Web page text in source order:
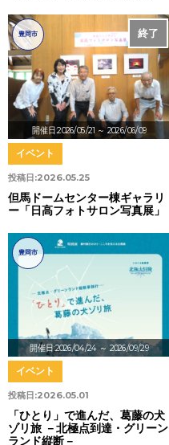
開催日:2026/05/21 ～ 2026/06/09
終了
豊岡市
投稿日:2026.05.25
イベント
但馬ドームセンター棟ギャラリ
ー「日高フォトサロン写真展」
開催日:2026/04/24 ～ 2026/09/29
豊岡市
投稿日:2026.05.01
イベント
「ひとり」で進んだ、葛藤の犬
ゾリ旅 －北極点到達・グリーン
ランド縦断－